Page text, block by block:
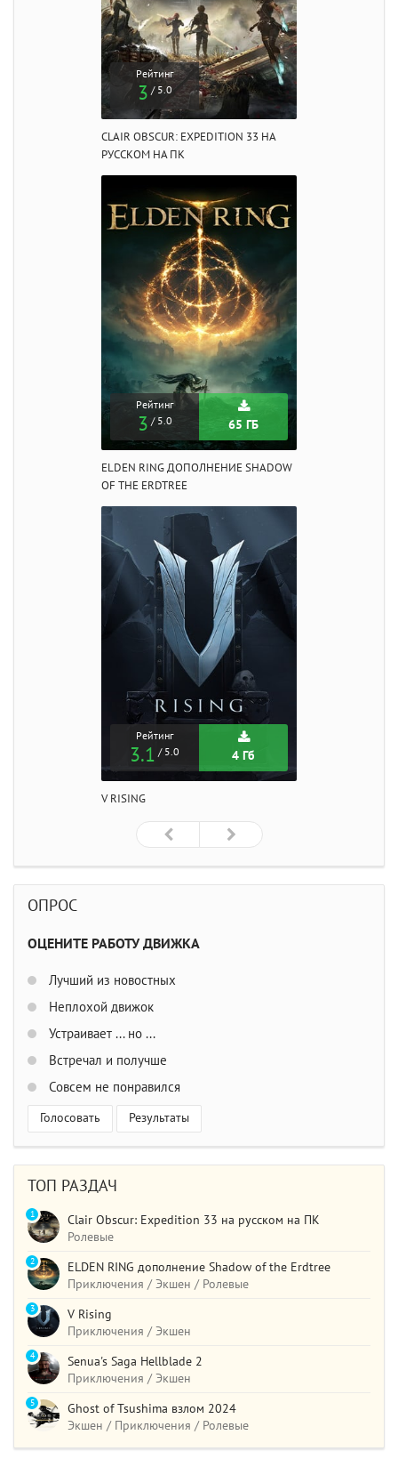
Рейтинг
3 / 5.0
CLAIR OBSCUR: EXPEDITION 33 НА
РУССКОМ НА ПК
Рейтинг
3 / 5.0 65 ГБ
ELDEN RING ДОПОЛНЕНИЕ SHADOW
OF THE ERDTREE
Рейтинг
3.1 / 5.0 4 Гб
V RISING
ОПРОС
ОЦЕНИТЕ РАБОТУ ДВИЖКА
Лучший из новостных
Неплохой движок
Устраивает ... но ...
Встречал и получше
Совсем не понравился
Голосовать Результаты
ТОП РАЗДАЧ
Clair Obscur: Expedition 33 на русском на ПК
Ролевые
1
ELDEN RING дополнение Shadow of the Erdtree
Приключения / Экшен / Ролевые
2
V Rising
Приключения / Экшен
3
Senua's Saga Hellblade 2
Приключения / Экшен
4
Ghost of Tsushima взлом 2024
Экшен / Приключения / Ролевые
5